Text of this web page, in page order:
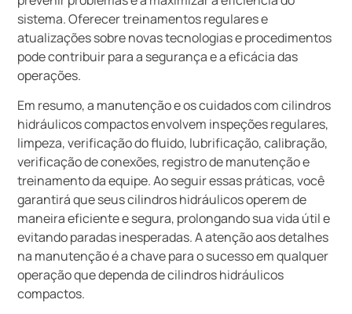
sistema. Oferecer treinamentos regulares e
atualizações sobre novas tecnologias e procedimentos
pode contribuir para a segurança e a eficácia das
operações.
Em resumo, a manutenção e os cuidados com cilindros
hidráulicos compactos envolvem inspeções regulares,
limpeza, verificação do fluido, lubrificação, calibração,
verificação de conexões, registro de manutenção e
treinamento da equipe. Ao seguir essas práticas, você
garantirá que seus cilindros hidráulicos operem de
maneira eficiente e segura, prolongando sua vida útil e
evitando paradas inesperadas. A atenção aos detalhes
na manutenção é a chave para o sucesso em qualquer
operação que dependa de cilindros hidráulicos
compactos.